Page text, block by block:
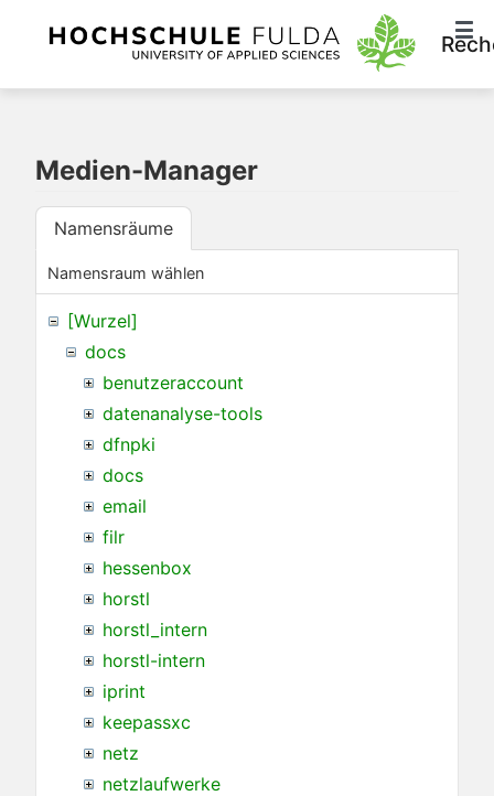
Medien-Manager
Namensräume
Namensraum wählen
[Wurzel]
docs
benutzeraccount
datenanalyse-tools
dfnpki
docs
email
filr
hessenbox
horstl
horstl_intern
horstl-intern
iprint
keepassxc
netz
netzlaufwerke